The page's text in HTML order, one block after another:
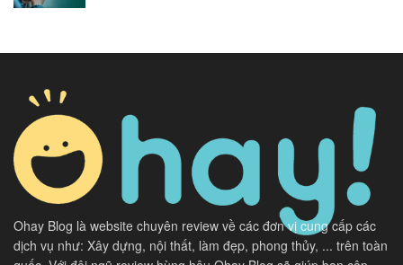
Ohay Blog là website chuyên review về các đơn vị cung cấp các
dịch vụ như: Xây dựng, nội thất, làm đẹp, phong thủy, ... trên toàn